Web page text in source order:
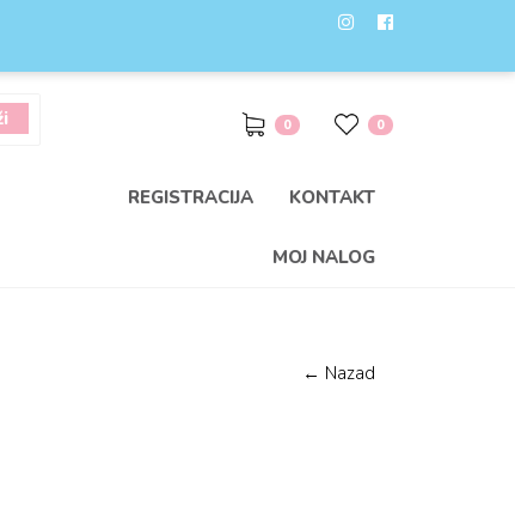
0 0
KONTAKT
REGISTRACIJA
MOJ NALOG
← Nazad